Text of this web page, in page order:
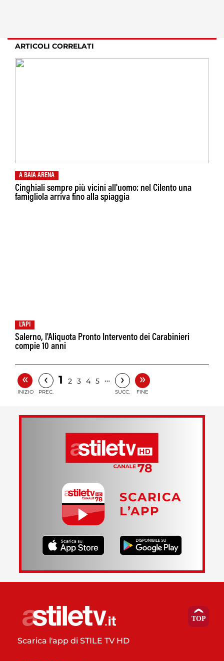
ARTICOLI CORRELATI
A BAIA ARENA
Cinghiali sempre più vicini all'uomo: nel Cilento una
famigliola arriva fino alla spiaggia
L'API
Salerno, l'Aliquota Pronto Intervento dei Carabinieri
compie 10 anni
«
INIZIO
‹
PREC.
1 2 3 4 5 … ›
SUCC.
»
FINE
SCARICA
L’APP
Scarica l'app di STILE TV HD